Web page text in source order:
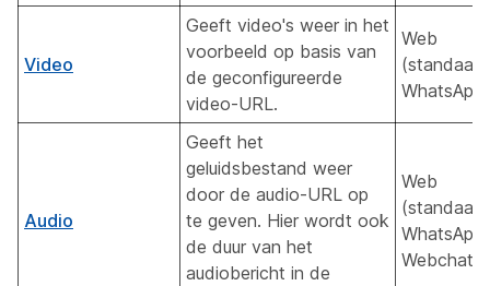
Video
Geeft video's weer in het
voorbeeld op basis van
de geconfigureerde
video-URL.
Web
WhatsApp
Audio
Geeft het
geluidsbestand weer
door de audio-URL op
te geven. Hier wordt ook
de duur van het
audiobericht in de
Web
WhatsApp,
Webchat